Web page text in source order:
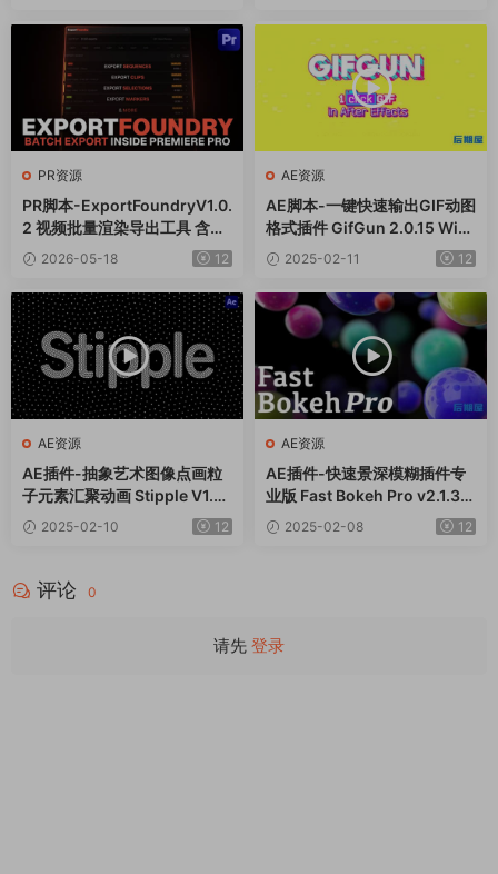
PR资源
PR脚本-ExportFoundryV1.0.
2 视频批量渲染导出工具 含使
用教程
2026-05-18 12
AE资源
AE脚本-一键快速输出GIF动图
格式插件 GifGun 2.0.15 Win/
Mac2025-02-11 12
AE资源
AE插件-抽象艺术图像点画粒
子元素汇聚动画 Stipple V1.0.
3 Win2025-02-10 12
AE资源
AE插件-快速景深模糊插件专
业版 Fast Bokeh Pro v2.1.3
Win2025-02-08 12
评论 0
请先 登录